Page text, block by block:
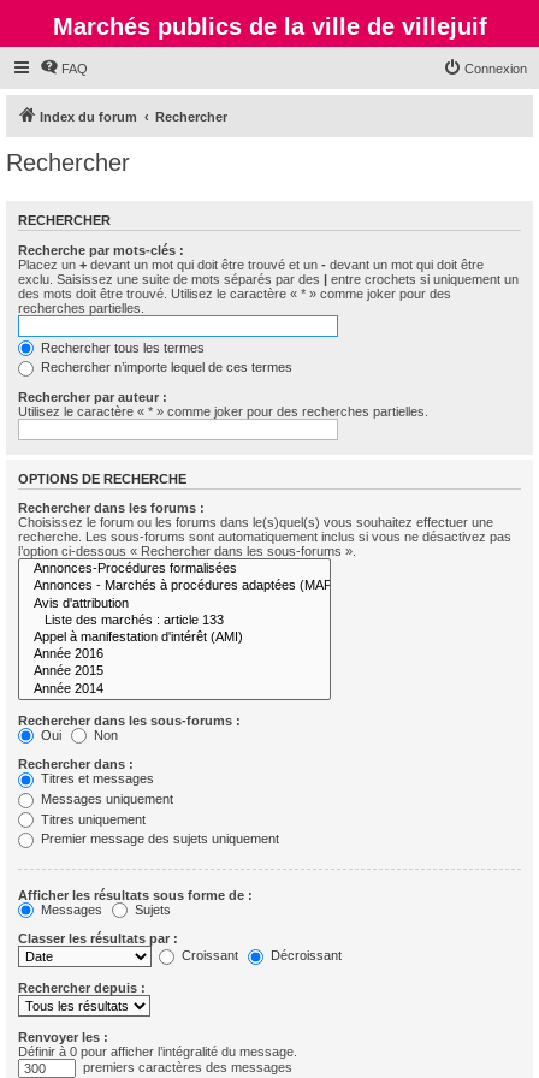
Marchés publics de la ville de villejuif
FAQ Connexion
Index du forum Rechercher
Rechercher
RECHERCHER
Recherche par mots-clés :
Placez un + devant un mot qui doit être trouvé et un - devant un mot qui doit être
exclu. Saisissez une suite de mots séparés par des | entre crochets si uniquement un
des mots doit être trouvé. Utilisez le caractère « * » comme joker pour des
recherches partielles.
Rechercher tous les termes
Rechercher n’importe lequel de ces termes
Rechercher par auteur :
Utilisez le caractère « * » comme joker pour des recherches partielles.
OPTIONS DE RECHERCHE
Rechercher dans les forums :
Choisissez le forum ou les forums dans le(s)quel(s) vous souhaitez effectuer une
recherche. Les sous-forums sont automatiquement inclus si vous ne désactivez pas
l’option ci-dessous « Rechercher dans les sous-forums ».
Rechercher dans les sous-forums :
Oui
Non
Rechercher dans :
Titres et messages
Messages uniquement
Titres uniquement
Premier message des sujets uniquement
Afficher les résultats sous forme de :
Messages
Sujets
Classer les résultats par :
Croissant
Décroissant
Rechercher depuis :
Renvoyer les :
Définir à 0 pour afficher l’intégralité du message.
premiers caractères des messages